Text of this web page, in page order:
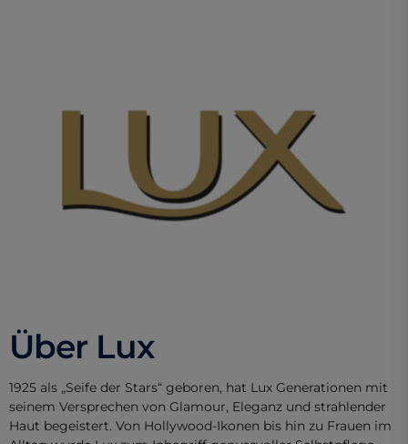
Über Lux
1925 als „Seife der Stars“ geboren, hat Lux Generationen mit
seinem Versprechen von Glamour, Eleganz und strahlender
Haut begeistert. Von Hollywood-Ikonen bis hin zu Frauen im